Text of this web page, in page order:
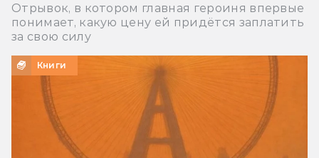
Отрывок, в котором главная героиня впервые
понимает, какую цену ей придётся заплатить
за свою силу
Книги